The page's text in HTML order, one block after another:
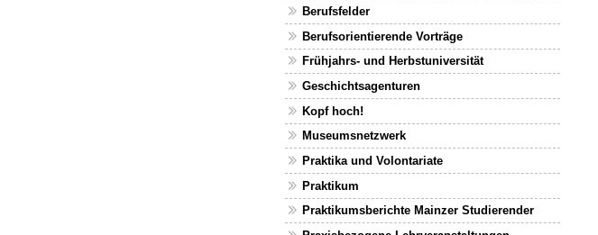
Berufsfelder
Berufsorientierende Vorträge
Frühjahrs- und Herbstuniversität
Geschichtsagenturen
Kopf hoch!
Museumsnetzwerk
Praktika und Volontariate
Praktikum
Praktikumsberichte Mainzer Studierender